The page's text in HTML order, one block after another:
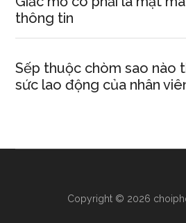
thông tin
Sếp thuộc chòm sao nào
sức lao động của nhân
Copyright © 2026